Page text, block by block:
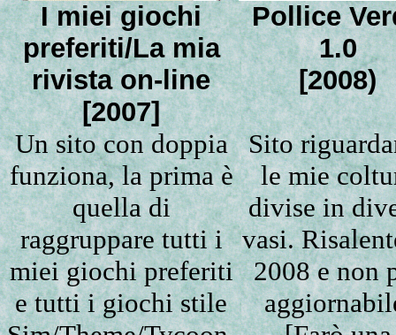
I miei giochi
preferiti/La mia
rivista on-line
[2007]
Un sito con doppia
funziona, la prima è
quella di
raggruppare tutti i
miei giochi preferiti
e tutti i giochi stile
Pollice
1.0
[2008)
Sito
le mie
divise in
vasi.
2008 e non